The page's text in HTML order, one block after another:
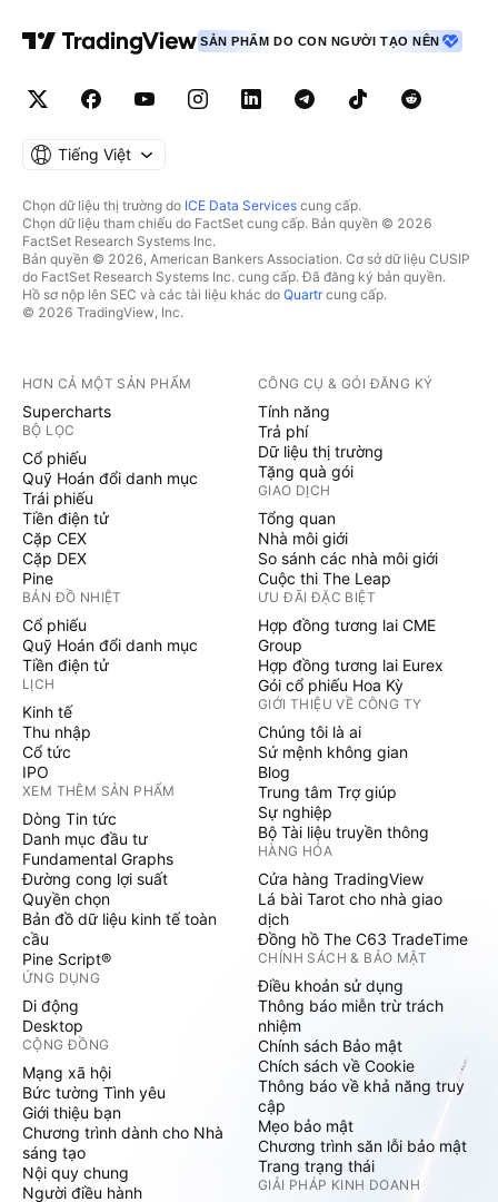
SẢN PHẨM DO CON NGƯỜI TẠO NÊN
Tiếng Việt
Chọn dữ liệu thị trường do ICE Data Services cung cấp.
Chọn dữ liệu tham chiếu do FactSet cung cấp. Bản quyền © 2026
FactSet Research Systems Inc.
Bản quyền © 2026, American Bankers Association. Cơ sở dữ liệu CUSIP
do FactSet Research Systems Inc. cung cấp. Đã đăng ký bản quyền.
Hồ sơ nộp lên SEC và các tài liệu khác do Quartrcung cấp.
© 2026 TradingView, Inc.
HƠN CẢ MỘT SẢN PHẨM
Supercharts
BỘ LỌC
Cổ phiếu
Quỹ Hoán đổi danh mục
Trái phiếu
Tiền điện tử
Cặp CEX
Cặp DEX
Pine
BẢN ĐỒ NHIỆT
Cổ phiếu
Quỹ Hoán đổi danh mục
Tiền điện tử
LỊCH
Kinh tế
Thu nhập
Cổ tức
IPO
XEM THÊM SẢN PHẨM
Dòng Tin tức
Danh mục đầu tư
Fundamental Graphs
Đường cong lợi suất
Quyền chọn
Bản đồ dữ liệu kinh tế toàn
cầu
Pine Script®
ỨNG DỤNG
Di động
Desktop
CỘNG ĐỒNG
Mạng xã hội
Bức tường Tình yêu
Giới thiệu bạn
Chương trình dành cho Nhà
sáng tạo
Nội quy chung
Người điều hành
CÔNG CỤ & GÓI ĐĂNG KÝ
Tính năng
Trả phí
Dữ liệu thị trường
Tặng quà gói
GIAO DỊCH
Tổng quan
Nhà môi giới
So sánh các nhà môi giới
Cuộc thi The Leap
ƯU ĐÃI ĐẶC BIỆT
Hợp đồng tương lai CME
Group
Hợp đồng tương lai Eurex
Gói cổ phiếu Hoa Kỳ
GIỚI THIỆU VỀ CÔNG TY
Chúng tôi là ai
Sứ mệnh không gian
Blog
Trung tâm Trợ giúp
Sự nghiệp
Bộ Tài liệu truyền thông
HÀNG HÓA
Cửa hàng TradingView
Lá bài Tarot cho nhà giao
dịch
Đồng hồ The C63 TradeTime
CHÍNH SÁCH & BẢO MẬT
Điều khoản sử dụng
Thông báo miễn trừ trách
nhiệm
Chính sách Bảo mật
Chích sách về Cookie
Thông báo về khả năng truy
cập
Mẹo bảo mật
Chương trình săn lỗi bảo mật
Trang trạng thái
GIẢI PHÁP KINH DOANH